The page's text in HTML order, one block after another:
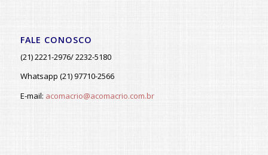
FALE CONOSCO
(21) 2221-2976/ 2232-5180
Whatsapp (21) 97710-2566
E-mail: acomacrio@acomacrio.com.br